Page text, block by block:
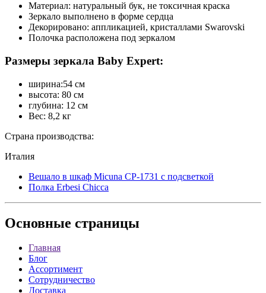
Материал: натуральный бук, не токсичная краска
Зеркало выполнено в форме сердца
Декорировано: аппликацией, кристаллами Swarovski
Полочка расположена под зеркалом
Размеры зеркала Baby Expert:
ширина:54 см
высота: 80 см
глубина: 12 см
Вес: 8,2 кг
Страна производства:
Италия
Вешало в шкаф Micuna СP-1731 с подсветкой
Полка Erbesi Chicca
Основные страницы
Главная
Блог
Ассортимент
Сотрудничество
Доставка